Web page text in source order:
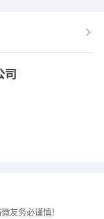
司
友务必谨慎！